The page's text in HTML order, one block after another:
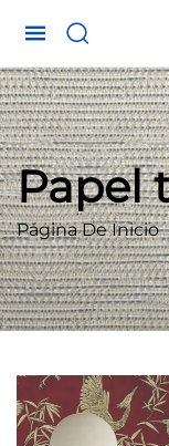
Papel
Página De Inicio